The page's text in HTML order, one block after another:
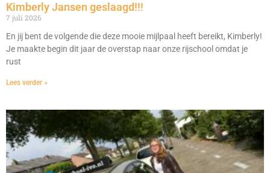
Kimberly Jansen geslaagd!!!
7 juli 2026
En jij bent de volgende die deze mooie mijlpaal heeft bereikt, Kimberly!
Je maakte begin dit jaar de overstap naar onze rijschool omdat je
rust
Lees verder »